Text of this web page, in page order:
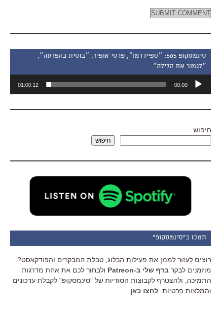
סינמסקופ 505: ״ספיידרמן״, פרסי אופיר, ״בוסית בהפרעה״,
״לגמור את הלילה״
אודיו
00:00
01:00:12
חיפוש
חיפוש
תמכו ב"סינמסקופ"
רוצים לעזור לממן את פעילות הבלוג, טבלת המבקרים והפודקאסט?
מוזמנים לבקר בדף שלי ב-Patreon
ולבחור לכם את אחת מדרגות
התמיכה, ולהצטרף לקבוצות הסודיות של "סינמסקופ" לקבלת עדכונים
והמלצות פרטיות. לחצו כאן